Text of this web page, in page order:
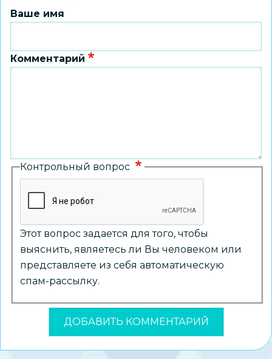
Ваше имя
Комментарий
Контрольный вопрос
Этот вопрос задается для того, чтобы
выяснить, являетесь ли Вы человеком или
представляете из себя автоматическую
спам-рассылку.